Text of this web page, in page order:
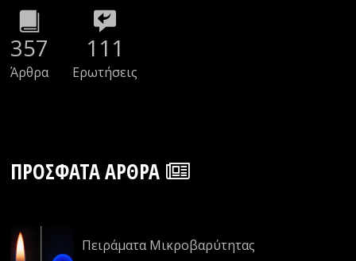
357
Άρθρα
111
Ερωτήσεις
ΠΡΌΣΦΑΤΑ ΆΡΘΡΑ
Πειράματα Μικροβαρύτητας